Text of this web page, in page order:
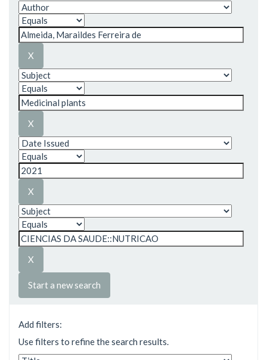
Start a new search
Add filters:
Use filters to refine the search results.